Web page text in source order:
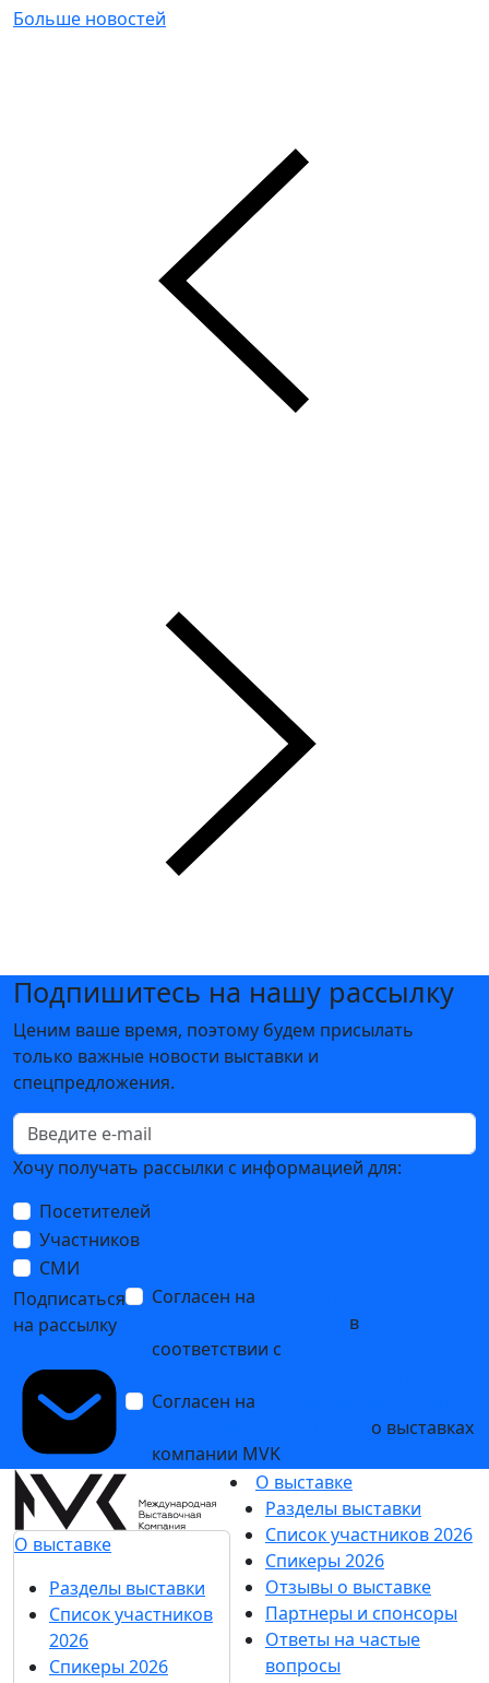
Больше новостей
Подпишитесь на нашу рассылку
Ценим ваше время, поэтому будем присылать
только важные новости выставки и
спецпредложения.
Хочу получать рассылки с информацией для:
Посетителей
Участников
СМИ
Подписаться
на рассылку
Согласен на
в
соответствии с
Согласен на
о выставках
компании MVK
О выставке
Разделы выставки
Список участников
2026
Спикеры 2026
О выставке
Разделы выставки
Список участников 2026
Спикеры 2026
Отзывы о выставке
Партнеры и спонсоры
Ответы на частые
вопросы